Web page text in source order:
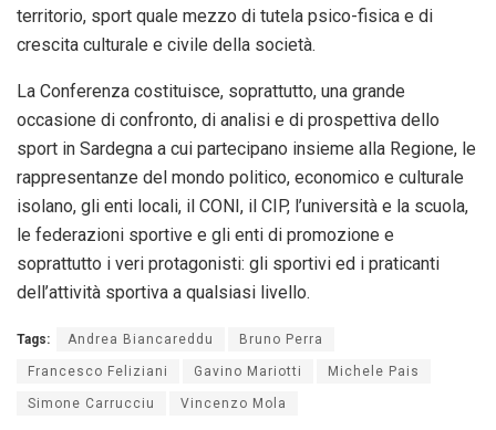
territorio, sport quale mezzo di tutela psico-fisica e di
crescita culturale e civile della società.
La Conferenza costituisce, soprattutto, una grande
occasione di confronto, di analisi e di prospettiva dello
sport in Sardegna a cui partecipano insieme alla Regione, le
rappresentanze del mondo politico, economico e culturale
isolano, gli enti locali, il CONI, il CIP, l’università e la scuola,
le federazioni sportive e gli enti di promozione e
soprattutto i veri protagonisti: gli sportivi ed i praticanti
dell’attività sportiva a qualsiasi livello.
Tags: Andrea Biancareddu Bruno Perra
Francesco Feliziani Gavino Mariotti Michele Pais
Simone Carrucciu Vincenzo Mola